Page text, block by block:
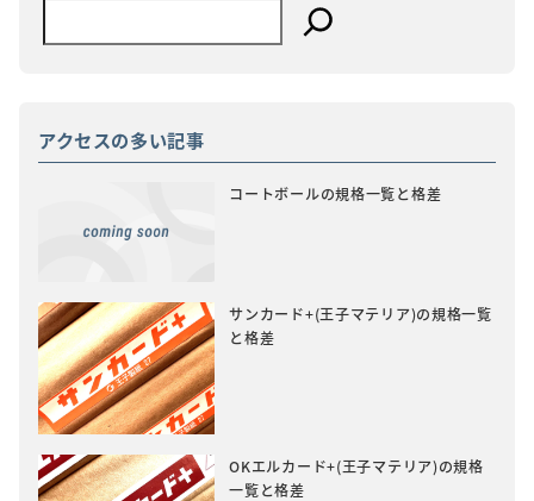
アクセスの多い記事
コートボールの規格一覧と格差
サンカード+(王子マテリア)の規格一覧
と格差
OKエルカード+(王子マテリア)の規格
一覧と格差